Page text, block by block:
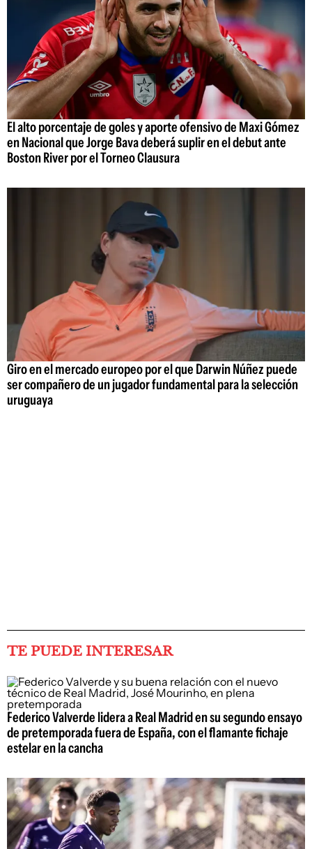
El alto porcentaje de goles y aporte ofensivo de Maxi Gómez
en Nacional que Jorge Bava deberá suplir en el debut ante
Boston River por el Torneo Clausura
Giro en el mercado europeo por el que Darwin Núñez puede
ser compañero de un jugador fundamental para la selección
uruguaya
TE PUEDE INTERESAR
Federico Valverde lidera a Real Madrid en su segundo ensayo
de pretemporada fuera de España, con el flamante fichaje
estelar en la cancha